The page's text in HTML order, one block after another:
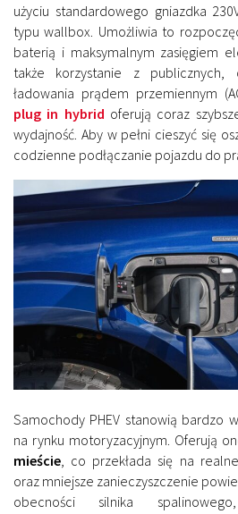
użyciu standardowego gniazdka
typu wallbox. Umożliwia to
baterią i maksymalnym zasięgiem
także korzystanie z publicznych,
ładowania prądem przemiennym
plug in hybrid oferują coraz
wydajność. Aby w pełni cieszyć się
codzienne podłączanie pojazdu do
Samochody PHEV stanowią bardzo
na rynku motoryzacyjnym. Oferują
mieście, co przekłada się na
oraz mniejsze zanieczyszczenie
obecności silnika